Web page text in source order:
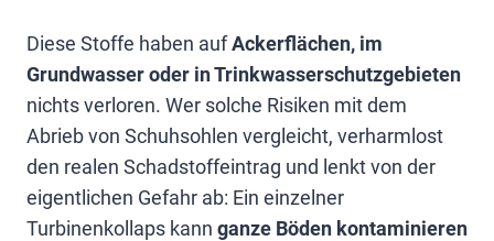
Diese Stoffe haben aufAckerflächen, im
Grundwasser oder in Trinkwasserschutzgebieten
nichts verloren. Wer solche Risiken mit dem
Abrieb von Schuhsohlen vergleicht, verharmlost
den realen Schadstoffeintrag und lenkt von der
eigentlichen Gefahr ab: Ein einzelner
Turbinenkollaps kann ganze Böden kontaminieren